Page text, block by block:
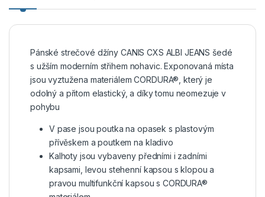
Pánské strečové džíny CANIS CXS ALBI JEANS šedé
s užším moderním střihem nohavic. Exponovaná místa
jsou vyztužena materiálem CORDURA®, který je
odolný a přitom elastický, a díky tomu neomezuje v
pohybu
V pase jsou poutka na opasek s plastovým
přívěskem a poutkem na kladivo
Kalhoty jsou vybaveny předními i zadními
kapsami, levou stehenní kapsou s klopou a
pravou multifunkční kapsou s CORDURA®